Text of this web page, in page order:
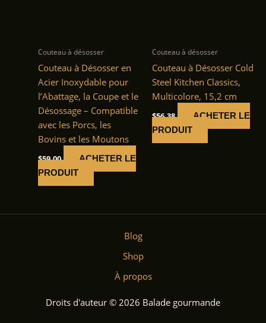
Couteau à désosser
Couteau à Désosser en
Acier Inoxydable pour
l’Abattage, la Coupe et le
Désossage – Compatible
avec les Porcs, les
Bovins et les Moutons
$59.00
ACHETER LE
PRODUIT
Couteau à désosser
Couteau à Désosser Cold
Steel Kitchen Classics,
Multicolore, 15,2 cm
$56.38
ACHETER LE
PRODUIT
Blog
Shop
À propos
Droits d'auteur © 2026 Balade gourmande